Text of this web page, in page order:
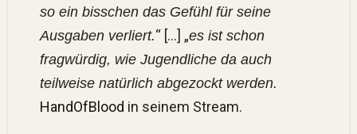
so ein bisschen das Gefühl für seine
Ausgaben verliert.“ […] „es ist schon
fragwürdig, wie Jugendliche da auch
teilweise natürlich abgezockt werden.
HandOfBlood in seinem Stream.